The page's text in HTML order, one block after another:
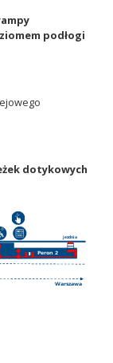
podłogi
dotykowych